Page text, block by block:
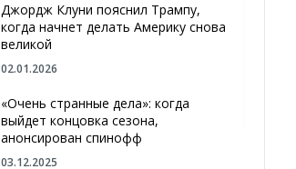
Джордж Клуни пояснил Трампу,
когда начнет делать Америку снова
великой
02.01.2026
«Очень странные дела»: когда
выйдет концовка сезона,
анонсирован спинофф
03.12.2025